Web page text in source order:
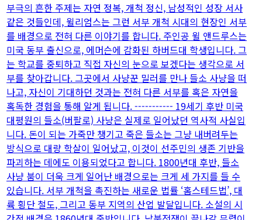
부극의 흔한 주제는 자연 정복, 개척 정신, 남성적인 성장 서사
같은 것들인데, 윌리엄스는 그런 서부 개척 시대의 현장인 서부
를 배경으로 전혀 다른 이야기를 합니다. 주인공 윌 앤드루스는
미국 동부 출신으로, 에머슨에 감화된 하버드대 학생입니다. 그
는 학교를 중퇴하고 직접 자신의 눈으로 보겠다는 생각으로 서
부를 찾아갑니다. 그곳에서 사냥꾼 밀러를 만나 들소 사냥을 떠
나고, 자신이 기대하던 것과는 전혀 다른 서부를 혹은 자연을
혹독한 경험을 통해 알게 됩니다. ----------- 19세기 후반 미국
대평원의 들소(버팔로) 사냥은 실제로 일어났던 역사적 사실입
니다. 돈이 되는 가죽만 챙기고 죽은 들소는 그냥 내버려두는
방식으로 대량 학살이 일어났고, 이것이 선주민의 생존 기반을
파괴하는 데에도 이용되었다고 합니다. 1800년대 후반, 들소
사냥 붐이 더욱 크게 일어난 배경으로는 크게 세 가지를 들 수
있습니다. 서부 개척을 촉진하는 새로운 법률 ‘홈스테드법’, 대
륙 횡단 철도, 그리고 동부 지역의 산업 발달입니다. 소설의 시